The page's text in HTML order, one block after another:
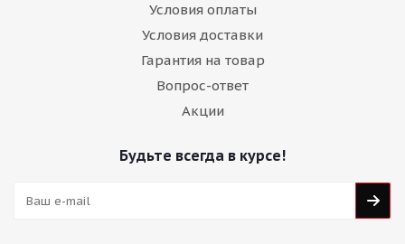
Условия оплаты
Условия доставки
Гарантия на товар
Вопрос-ответ
Акции
Будьте всегда в курсе!